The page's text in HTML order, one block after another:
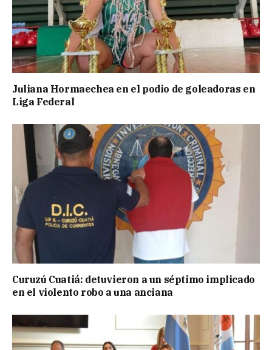
Juliana Hormaechea en el podio de goleadoras en
Liga Federal
Curuzú Cuatiá: detuvieron a un séptimo implicado
en el violento robo a una anciana